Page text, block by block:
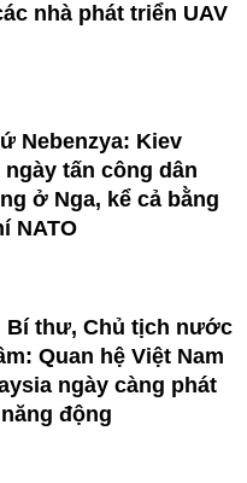
nhà phát triển UAV
Nebenzya: Kiev
ngày tấn công dân
ở Nga, kể cả bằng
NATO
Bí thư, Chủ tịch nước
Quan hệ Việt Nam
ngày càng phát
động